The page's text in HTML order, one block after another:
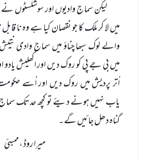
لیکن سماج وادیوں اور سوشلسٹوں
میں لا کر ملک کا جو نقصان کیا ہے وہ نا
والے لوک سبھا چناؤ میں سماج وادی نتیش
میں بی جے پی کو روک دیں اور اکھلیش یادو
اُتر پردیش میں روک دیں اور اُسے
یاب نہیں ہونے دیئے تو کچھ حد تک
گناہ دھل جائیں گے ۔
میرا روڈ ،ممبئی